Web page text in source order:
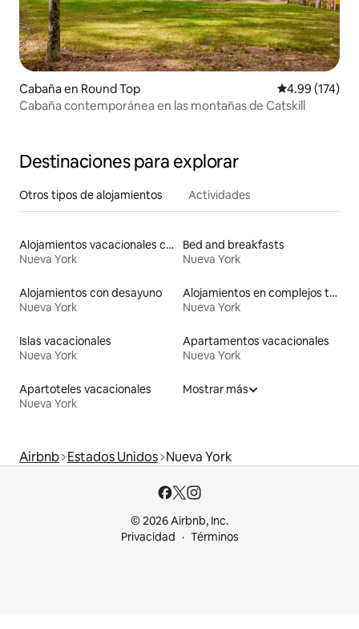
Cabaña en Round Top Calificación
4.99 (174)
Cabaña contemporánea en las montañas de Catskill
Destinaciones para explorar
Otros tipos de alojamientos Actividades
Alojamientos vacacionales con entrada y salida de pistas de esquí
Nueva York
Bed and breakfasts
Nueva York
Alojamientos con desayuno
Nueva York
Alojamientos en complejos turísticos
Nueva York
Islas vacacionales
Nueva York
Apartamentos vacacionales
Nueva York
Apartoteles vacacionales
Nueva York
Mostrar más
Airbnb Estados Unidos Nueva York
© 2026 Airbnb, Inc.
Privacidad
Términos